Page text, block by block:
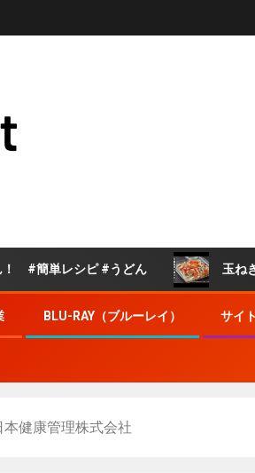
ピ #うどん 玉ねぎトマト漬
BLU-RAY（ブルーレイ） サイ
本健康管理株式会社